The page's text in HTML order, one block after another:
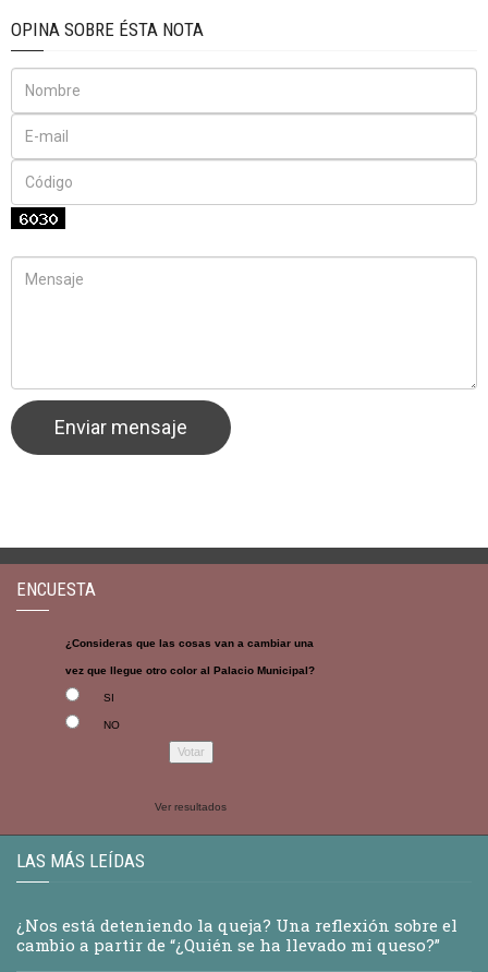
OPINA SOBRE ÉSTA NOTA
ENCUESTA
¿Consideras que las cosas van a cambiar una
vez que llegue otro color al Palacio Municipal?
SI
NO
Ver resultados
LAS MÁS LEÍDAS
¿Nos está deteniendo la queja? Una reflexión sobre el
cambio a partir de “¿Quién se ha llevado mi queso?”